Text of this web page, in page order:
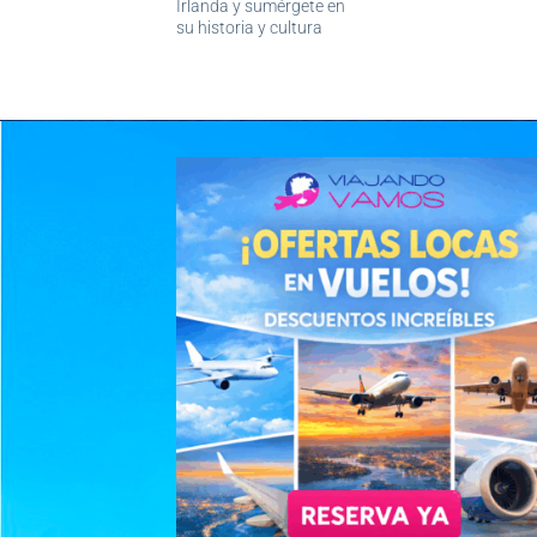
Irlanda y sumérgete en
su historia y cultura